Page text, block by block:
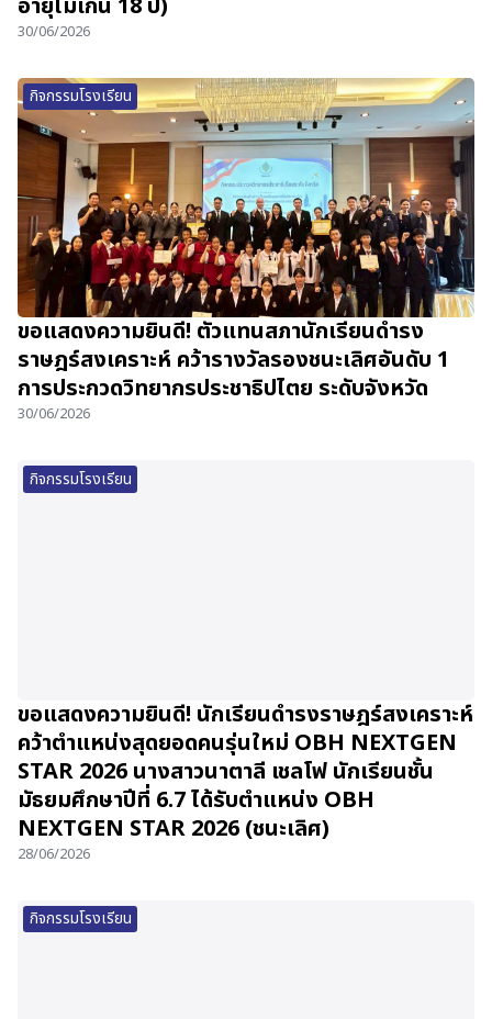
30/06/2026
กิจกรรมโรงเรียน
ขอแสดงความยินดี! ตัวแทนสภานักเรียนดำรง
ราษฎร์สงเคราะห์ คว้ารางวัลรองชนะเลิศอันดับ 1
การประกวดวิทยากรประชาธิปไตย ระดับจังหวัด
30/06/2026
กิจกรรมโรงเรียน
ขอแสดงความยินดี! นักเรียนดำรงราษฎร์สงเคราะห์
คว้าตำแหน่งสุดยอดคนรุ่นใหม่ OBH NEXTGEN
STAR 2026 นางสาวนาตาลี เชลโฟ นักเรียนชั้น
มัธยมศึกษาปีที่ 6.7 ได้รับตำแหน่ง OBH
NEXTGEN STAR 2026 (ชนะเลิศ)
28/06/2026
กิจกรรมโรงเรียน